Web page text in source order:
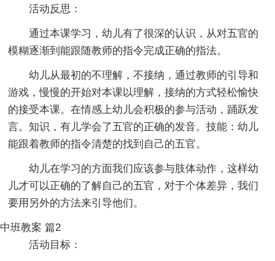
活动反思：
通过本课学习，幼儿有了很深的认识，从对五官的
模糊逐渐到能跟随教师的指令完成正确的指法。
幼儿从最初的不理解，不接纳，通过教师的引导和
游戏，慢慢的开始对本课以理解，接纳的方式轻松愉快
的接受本课。在情感上幼儿会积极的参与活动，踊跃发
言。知识，有儿学会了五官的正确的发音。技能：幼儿
能跟着教师的指令清楚的找到自己的五官。
幼儿在学习的方面我们应该参与肢体动作，这样幼
儿才可以正确的了解自己的五官，对于个体差异，我们
要用另外的方法来引导他们。
中班教案 篇2
活动目标：